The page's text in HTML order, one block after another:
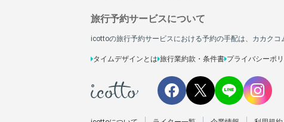
旅行予約サービスについて
icottoの旅行予約サービスにおける予約の手配は、カカク
タイムデザインとは 旅行業約款・条件書 プライバシーポ